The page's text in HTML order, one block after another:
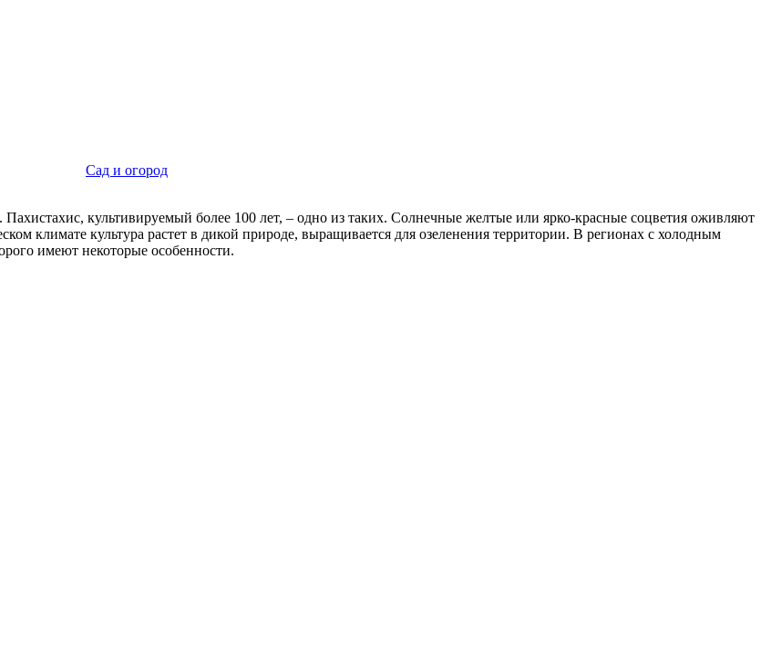
Сад и огород
культивируемый более 100 лет, – одно из таких. Солнечные желтые или ярко-красные соцветия оживляют
климате культура растет в дикой природе, выращивается для озеленения территории. В регионах с холодным
имеют некоторые особенности.